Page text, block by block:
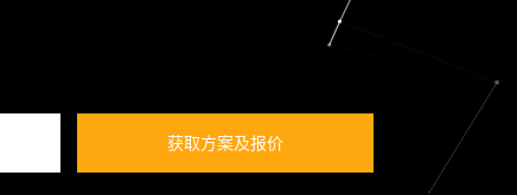
获取方案及报价